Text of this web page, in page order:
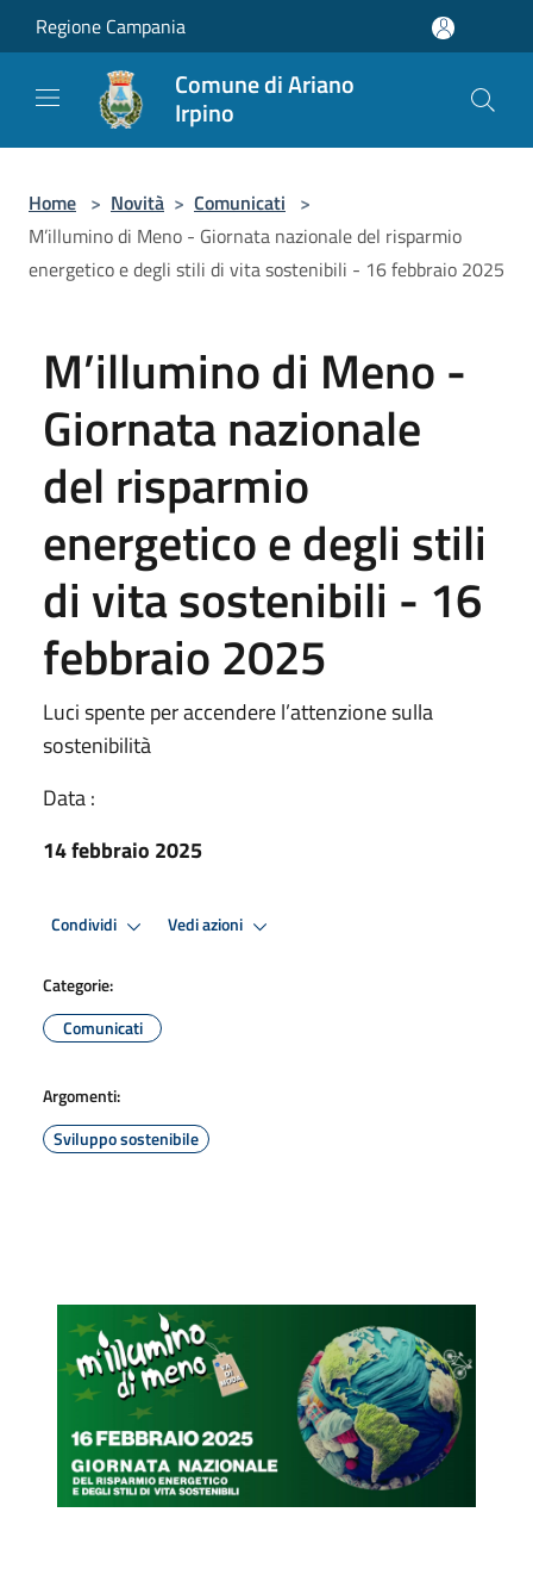
Salta al contenuto principale
Regione Campania
Comune di Ariano
Irpino
Home > Novità > Comunicati >
M’illumino di Meno - Giornata nazionale del risparmio
energetico e degli stili di vita sostenibili - 16 febbraio 2025
M’illumino di Meno -
Giornata nazionale
del risparmio
energetico e degli stili
di vita sostenibili - 16
febbraio 2025
Luci spente per accendere l’attenzione sulla
sostenibilità
Data :
14 febbraio 2025
Condividi Vedi azioni
Categorie:
Comunicati
Argomenti:
Sviluppo sostenibile